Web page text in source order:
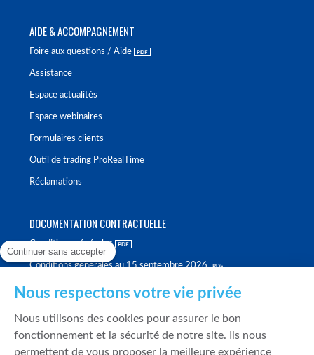
AIDE & ACCOMPAGNEMENT
Foire aux questions / Aide
Assistance
Espace actualités
Espace webinaires
Formulaires clients
Outil de trading ProRealTime
Réclamations
DOCUMENTATION CONTRACTUELLE
Conditions générales
Conditions générales au 15 septembre 2026
Politique de meilleure sélection
Politique de durabilité
Continuer sans accepter
Nous respectons votre vie privée
Nous utilisons des cookies pour assurer le bon
fonctionnement et la sécurité de notre site. Ils nous
permettent de vous proposer la meilleure expérience